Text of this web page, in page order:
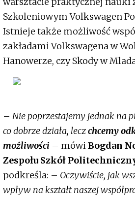
Szkoleniowym Volkswagen
Istnieje także możliwość
zakładami Volkswagena w
Hanowerze, czy Skody w
– Nie poprzestajemy jednak na
co dobrze działa, leczchcemy
możliwości – mówiBogdan
Zespołu Szkół
podkreśla: – Oczywiście, jak
wpływ na kształt naszej